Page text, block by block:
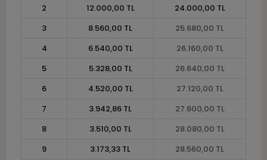
2
12.000,00 TL
24.000,00 TL
3
8.560,00 TL
25.680,00 TL
4
6.540,00 TL
26.160,00 TL
5
5.328,00 TL
26.640,00 TL
6
4.520,00 TL
27.120,00 TL
7
3.942,86 TL
27.600,00 TL
8
3.510,00 TL
28.080,00 TL
9
3.173,33 TL
28.560,00 TL